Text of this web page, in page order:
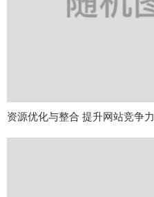
资源优化与整合 提升网站竞争力